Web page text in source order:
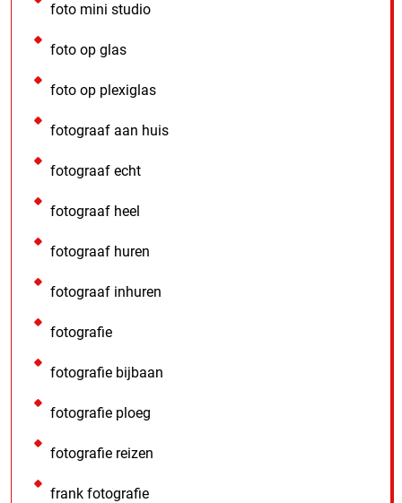
foto mini studio
foto op glas
foto op plexiglas
fotograaf aan huis
fotograaf echt
fotograaf heel
fotograaf huren
fotograaf inhuren
fotografie
fotografie bijbaan
fotografie ploeg
fotografie reizen
frank fotografie